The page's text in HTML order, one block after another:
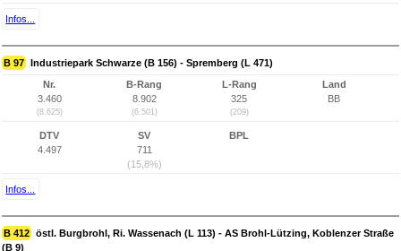
Infos...
B 97 Industriepark Schwarze (B 156) - Spremberg (L 471)
Nr.
3.460
(8.625)
B-Rang
8.902
(6.501)
L-Rang
325
(209)
Land
BB
DTV
4.497
SV
711
(15,8%)
BPL
Infos...
B 412 östl. Burgbrohl, Ri. Wassenach (L 113) - AS Brohl-Lützing, Koblenzer Straße
(B 9)